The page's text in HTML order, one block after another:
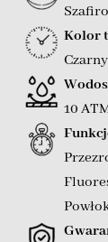
Kolor
Czarny
10